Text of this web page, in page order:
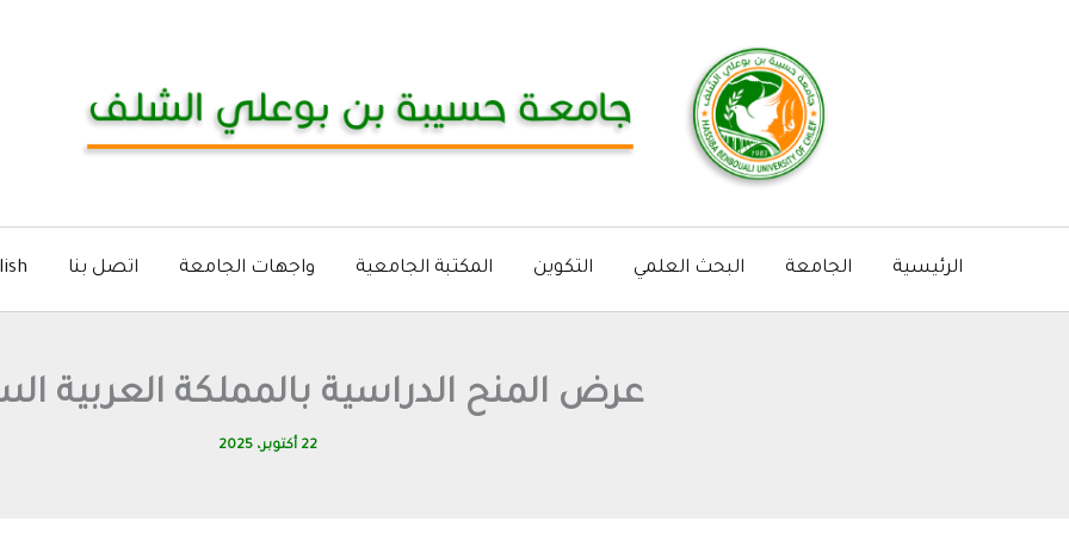
الرئيسية الجامعة البحث العلمي التكوين المكتبة الجامعية واجهات الجامعة اتصل بنا
عرض المنح الدراسية بالمملكة العربية
22 أكتوبر، 2025